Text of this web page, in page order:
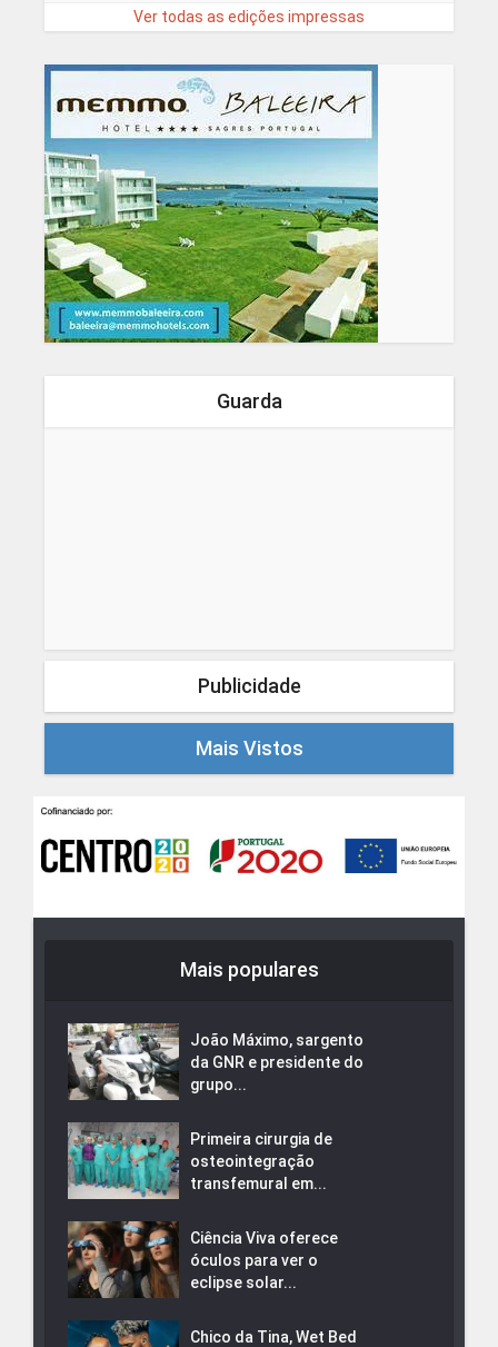
Ver todas as edições impressas
Guarda
Publicidade
Mais Vistos
Mais populares
João Máximo, sargento
da GNR e presidente do
grupo...
Primeira cirurgia de
osteointegração
transfemural em...
Ciência Viva oferece
óculos para ver o
eclipse solar...
Chico da Tina, Wet Bed